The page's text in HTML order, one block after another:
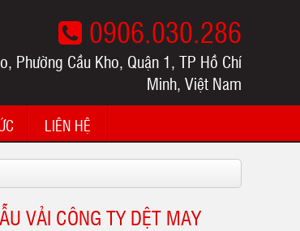
0906.030.286
Phường Cầu Kho, Quận 1, TP Hồ Chí
Minh, Việt Nam
LIÊN HỆ
VẢI CÔNG TY DỆT MAY